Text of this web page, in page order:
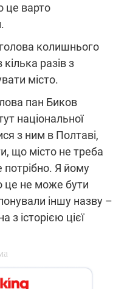
це варто
колишнього
разів з
місто.
пан Биков
національної
з ним в Полтаві,
що місто не треба
Я йому
це не може бути
іншу назву –
з історією цієї